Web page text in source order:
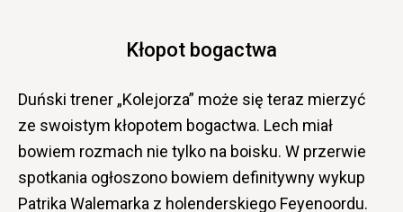
Kłopot bogactwa
Duński trener „Kolejorza” może się teraz mierzyć
ze swoistym kłopotem bogactwa. Lech miał
bowiem rozmach nie tylko na boisku. W przerwie
spotkania ogłoszono bowiem definitywny wykup
Patrika Walemarka z holenderskiego Feyenoordu.